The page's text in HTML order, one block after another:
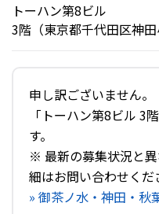
トーハン第8ビル
3階（東京都千代田区神田
申し訳ございません。
「トーハン第8ビル 3
す。
※ 最新の募集状況と
細はお問い合わせくだ
» 御茶ノ水・神田・秋